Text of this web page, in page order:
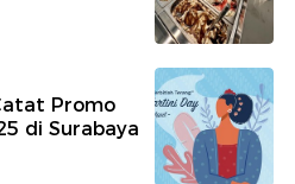
Promo
di Surabaya